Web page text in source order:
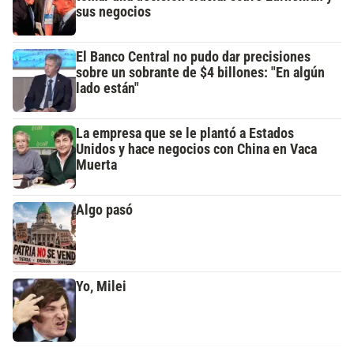
sus negocios
El Banco Central no pudo dar precisiones
sobre un sobrante de $4 billones: "En algún
lado están"
La empresa que se le plantó a Estados
Unidos y hace negocios con China en Vaca
Muerta
Algo pasó
Yo, Milei